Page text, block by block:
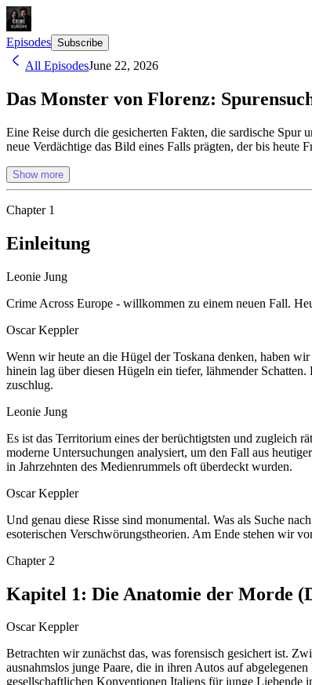
Episodes Subscribe
All EpisodesJune 22, 2026
Das Monster von Florenz:
Eine Reise durch die gesicherten Fakten, die sardische
neue Verdächtige das Bild eines Falls prägten, der bis heute
Show more
Chapter 1
Einleitung
Leonie Jung
Crime Across Europe - willkommen zu einem neuen Fall.
Oscar Keppler
Wenn wir heute an die Hügel der Toskana denken, haben
hinein lag über diesen Hügeln ein tiefer, lähmender
zuschlug.
Leonie Jung
Es ist das Territorium eines der berüchtigtsten und zugleich
moderne Untersuchungen analysiert, um den Fall aus
in Jahrzehnten des Medienrummels oft überdeckt wurden.
Oscar Keppler
Und genau diese Risse sind monumental. Was als Suche
esoterischen Verschwörungstheorien. Am Ende stehen wir
Chapter 2
Kapitel 1: Die Anatomie der Morde
Oscar Keppler
Betrachten wir zunächst das, was forensisch gesichert ist.
ausnahmslos junge Paare, die in ihren Autos auf
gesellschaftlichen Konventionen Italiens für junge